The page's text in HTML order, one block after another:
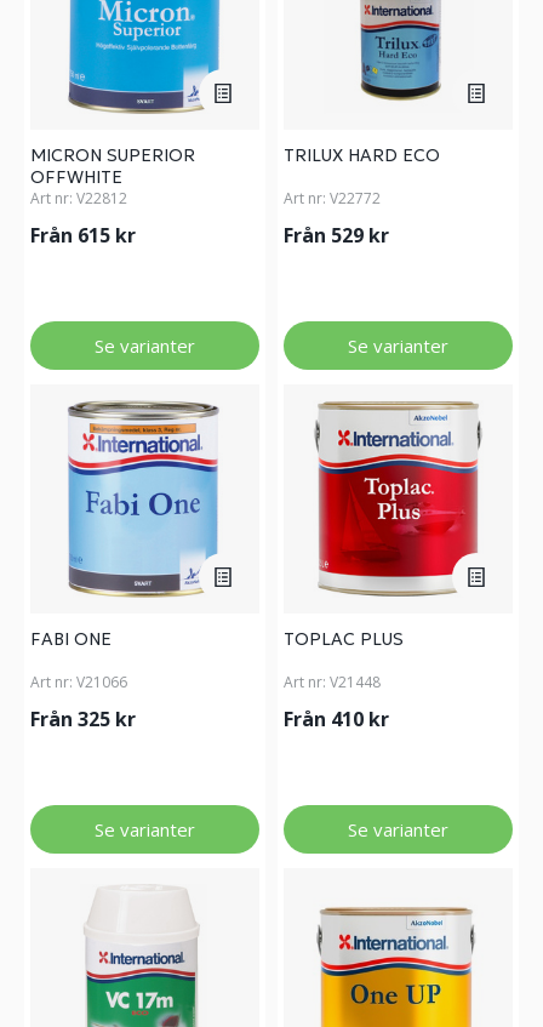
MICRON SUPERIOR
OFFWHITE
Art nr: V22812
Från 615 kr
Se varianter
TRILUX HARD ECO
Art nr: V22772
Från 529 kr
Se varianter
FABI ONE
Art nr: V21066
Från 325 kr
Se varianter
TOPLAC PLUS
Art nr: V21448
Från 410 kr
Se varianter